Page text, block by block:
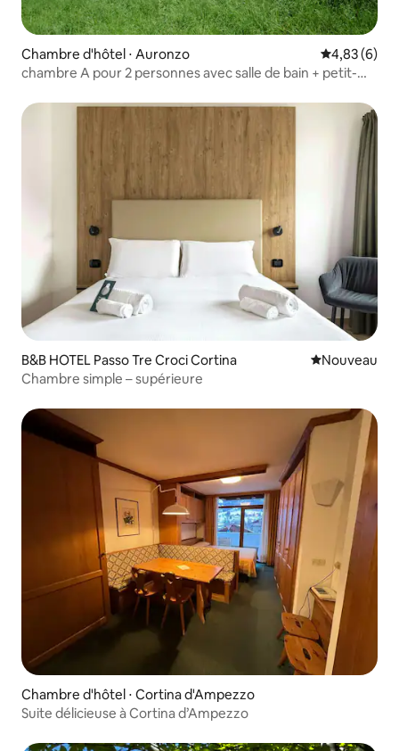
Chambre d'hôtel ⋅ Auronzo Évaluation
4,83 (6)
chambre A pour 2 personnes avec salle de bain + petit-
B&B HOTEL Passo Tre Croci Cortina Nouvel
Nouveau
Chambre simple – supérieure
Chambre d'hôtel ⋅ Cortina d'Ampezzo
Suite délicieuse à Cortina d’Ampezzo